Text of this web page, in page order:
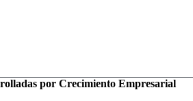
por Crecimiento Empresarial